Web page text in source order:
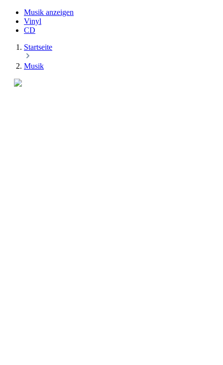
Musik anzeigen
Vinyl
CD
Startseite
Musik